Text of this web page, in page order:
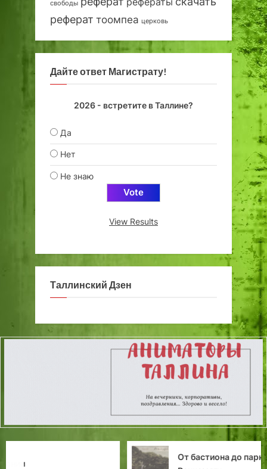
свободы
реферат тоомпеа церковь
Дайте ответ Магистрату!
2026 - встретите в Таллине?
Да
Нет
Не знаю
View Results
Таллинский Дзен
От бастиона до парка: преображения горки